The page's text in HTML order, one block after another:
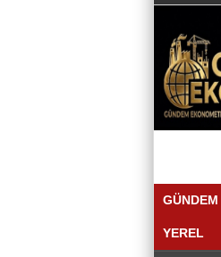
GÜNDEM
YEREL